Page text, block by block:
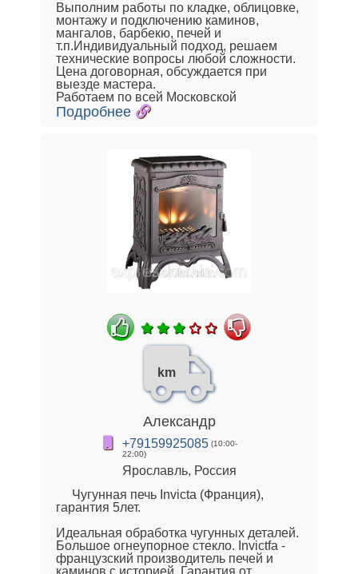
Выполним работы по кладке, облицовке,
монтажу и подключению каминов,
мангалов, барбекю, печей и
т.п.Индивидуальный подход, решаем
технические вопросы любой сложности.
Цена договорная, обсуждается при
выезде мастера.
Работаем по всей Московской
Подробнее
km
Александр
+79159925085 (10:00-
22:00)
Ярославль, Россия
Чугунная печь Invicta (Франция),
гарантия 5лет.
Идеальная обработка чугунных деталей.
Большое огнеупорное стекло. Invictfa -
французский производитель печей и
каминов с историей. Гарантия от